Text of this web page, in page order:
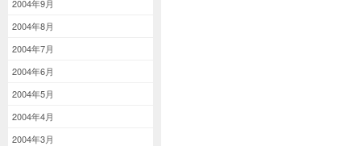
2004年9月
2004年8月
2004年7月
2004年6月
2004年5月
2004年4月
2004年3月